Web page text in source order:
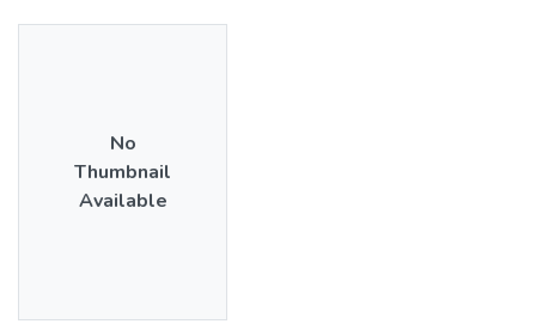
No
Thumbnail
Available